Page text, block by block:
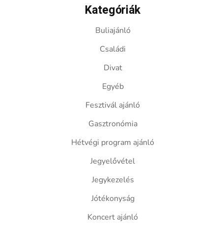
Kategóriák
Buliajánló
Családi
Divat
Egyéb
Fesztivál ajánló
Gasztronómia
Hétvégi program ajánló
Jegyelővétel
Jegykezelés
Jótékonyság
Koncert ajánló